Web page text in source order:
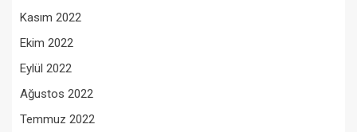
Kasım 2022
Ekim 2022
Eylül 2022
Ağustos 2022
Temmuz 2022